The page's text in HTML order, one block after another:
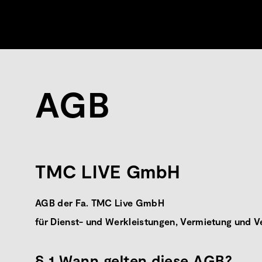
AGB
TMC LIVE GmbH
AGB der Fa. TMC Live GmbH
für Dienst- und Werkleistungen, Vermietung und